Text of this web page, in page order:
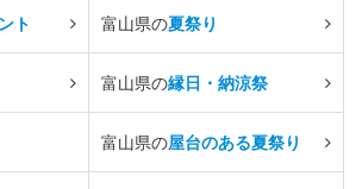
ト 富山県の夏祭り
富山県の縁日・納涼祭
富山県の屋台のある夏祭り